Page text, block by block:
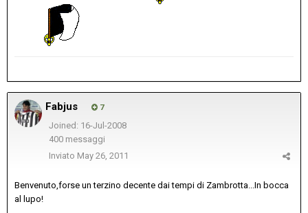
Fabjus 7
Joined: 16-Jul-2008
400 messaggi
Inviato May 26, 2011
Benvenuto,forse un terzino decente dai tempi di Zambrotta...In bocca
al lupo!